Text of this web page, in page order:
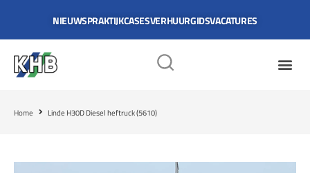
NIEUWSPRAKTIJKCASESVERHUURGIDSVACATURES
Home Linde H30D Diesel heftruck (5610)